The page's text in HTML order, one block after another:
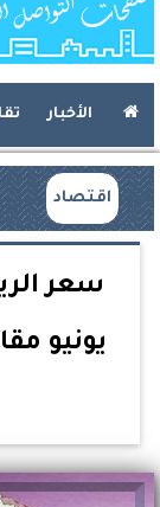
الأخبار
اقتصاد
يونيو